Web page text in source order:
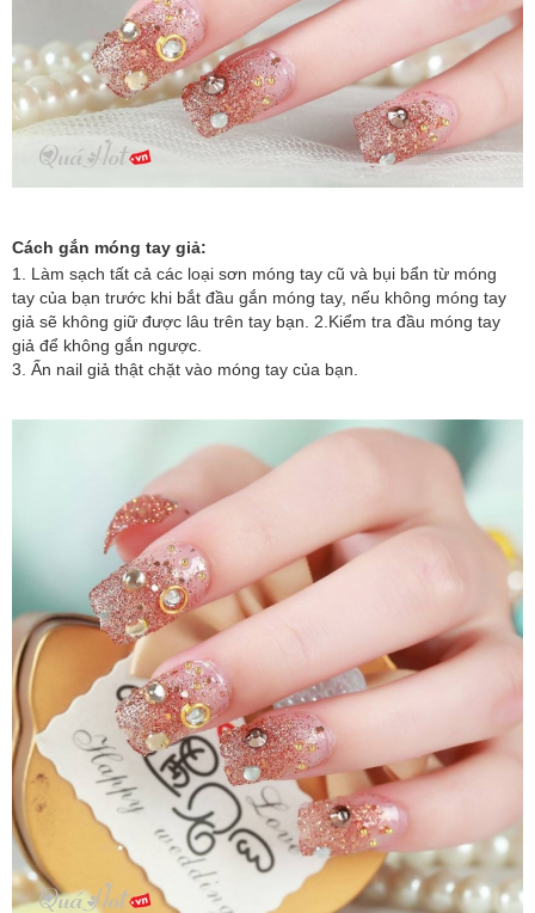
Cách gắn móng tay giả:
1. Làm sạch tất cả các loại sơn móng tay cũ và bụi bẩn từ móng
tay của bạn trước khi bắt đầu gắn móng tay, nếu không móng tay
giả sẽ không giữ được lâu trên tay bạn. 2.Kiểm tra đầu móng tay
giả để không gắn ngược.
3. Ấn nail giả thật chặt vào móng tay của bạn.